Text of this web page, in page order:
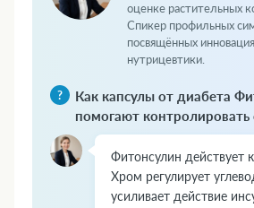
оценке растительных
Спикер профильных
посвящённых
нутрицевтики.
Как капсулы от диабета
помогают контролировать
Фитонсулин действует
Хром регулирует
усиливает действие